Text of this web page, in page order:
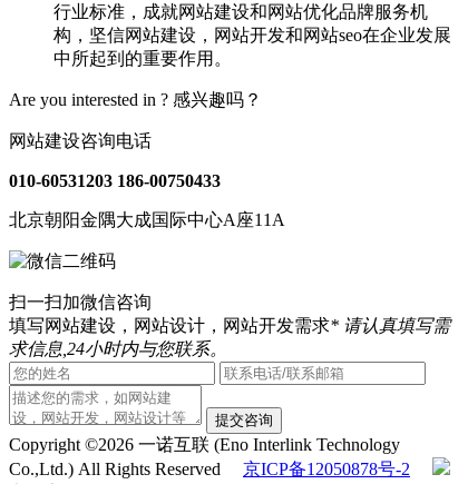
行业标准，成就网站建设和网站优化品牌服务机
构，坚信网站建设，网站开发和网站seo在企业发展
中所起到的重要作用。
Are you interested in ? 感兴趣吗？
网站建设咨询电话
010-60531203 186-00750433
北京朝阳金隅大成国际中心A座11A
扫一扫加微信咨询
填写网站建设，网站设计，网站开发需求* 请认真填写需
求信息,24小时内与您联系。
提交咨询
Copyright ©2026 一诺互联 (Eno Interlink Technology
Co.,Ltd.) All Rights Reserved 京ICP备12050878号-2